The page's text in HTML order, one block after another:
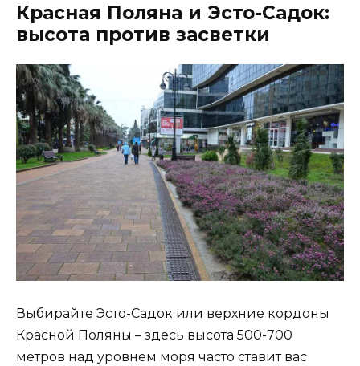
Красная Поляна и Эсто-Садок:
высота против засветки
Выбирайте Эсто-Садок или верхние кордоны
Красной Поляны – здесь высота 500-700
метров над уровнем моря часто ставит вас